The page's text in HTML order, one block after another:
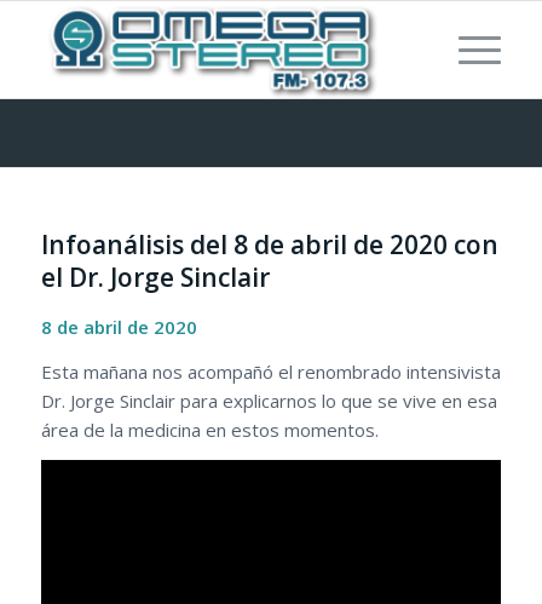
Infoanálisis del 8 de abril de 2020 con
el Dr. Jorge Sinclair
8 de abril de 2020
Esta mañana nos acompañó el renombrado intensivista
Dr. Jorge Sinclair para explicarnos lo que se vive en esa
área de la medicina en estos momentos.